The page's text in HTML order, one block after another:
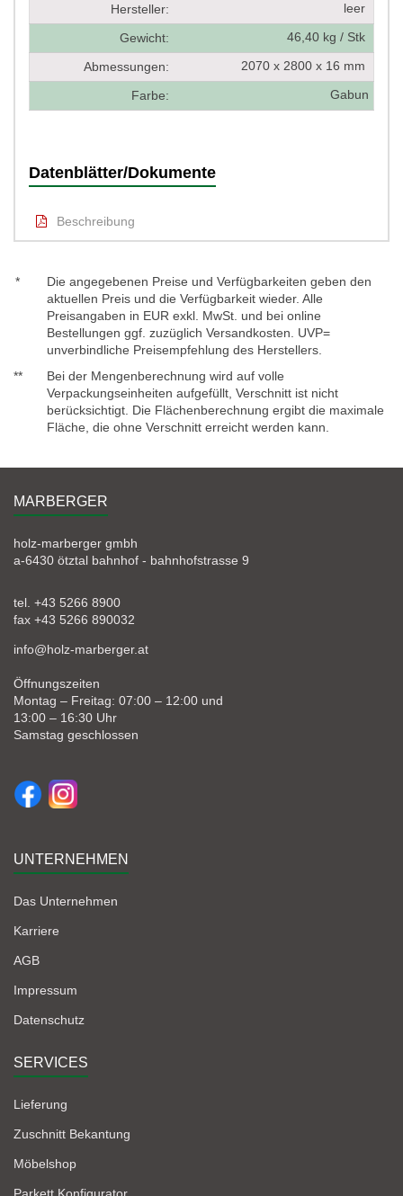
Hersteller: leer
Gewicht: 46,40 kg / Stk
Abmessungen: 2070 x 2800 x 16 mm
Farbe: Gabun
Datenblätter/Dokumente
Beschreibung
*
Die angegebenen Preise und Verfügbarkeiten geben den
aktuellen Preis und die Verfügbarkeit wieder. Alle
Preisangaben in EUR exkl. MwSt. und bei online
Bestellungen ggf. zuzüglich Versandkosten. UVP=
unverbindliche Preisempfehlung des Herstellers.
**
Bei der Mengenberechnung wird auf volle
Verpackungseinheiten aufgefüllt, Verschnitt ist nicht
berücksichtigt. Die Flächenberechnung ergibt die maximale
Fläche, die ohne Verschnitt erreicht werden kann.
MARBERGER
holz-marberger gmbh
a-6430 ötztal bahnhof - bahnhofstrasse 9
tel. +43 5266 8900
fax +43 5266 890032
info@holz-marberger.at
Öffnungszeiten
Montag – Freitag: 07:00 – 12:00 und
13:00 – 16:30 Uhr
Samstag geschlossen
UNTERNEHMEN
Das Unternehmen
Karriere
AGB
Impressum
Datenschutz
SERVICES
Lieferung
Zuschnitt Bekantung
Möbelshop